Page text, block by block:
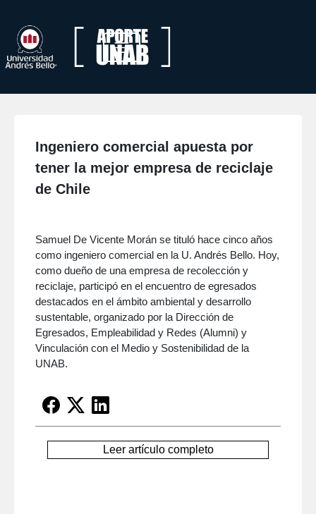
Ingeniero comercial apuesta por
tener la mejor empresa de reciclaje
de Chile
Samuel De Vicente Morán se tituló hace cinco años
como ingeniero comercial en la U. Andrés Bello. Hoy,
como dueño de una empresa de recolección y
reciclaje, participó en el encuentro de egresados
destacados en el ámbito ambiental y desarrollo
sustentable, organizado por la Dirección de
Egresados, Empleabilidad y Redes (Alumni) y
Vinculación con el Medio y Sostenibilidad de la
UNAB.
Leer artículo completo